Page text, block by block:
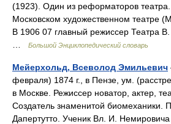
(1923). Один из реформаторов
Московском художественном театре
В 1906 07 главный режиссер Театра
Большой Энциклопедический словарь
Мейерхольд, Всеволод Эмильевич
февраля) 1874 г., в Пензе, ум.
в Москве. Режиссер новатор, актер,
Создатель знаменитой биомеханики.
Дапертутто. Ученик Вл. И.